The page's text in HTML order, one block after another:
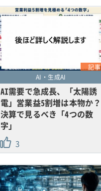
記事
AI・生成AI
AI需要で急成長、「太陽誘
電」営業益5割増は本物か？
決算で見るべき「4つの数
字」
3